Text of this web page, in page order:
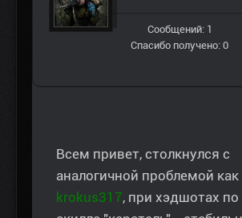
Сообщений: 1
Спасибо получено: 0
Всем привет, столкнулся с
аналогичной проблемой как
krokus317, при хэдшотах